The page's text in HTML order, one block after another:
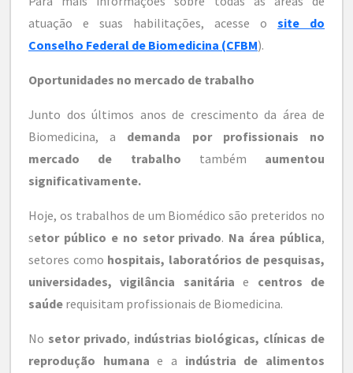
atuação e suas habilitações, acesse o site do
Conselho Federal de Biomedicina (CFBM).
Oportunidades no mercado de trabalho
Junto dos últimos anos de crescimento da área de
Biomedicina, a demanda por profissionais no
mercado de trabalho também aumentou
significativamente.
Hoje, os trabalhos de um Biomédico são preteridos no
setor público e no setor privado. Na área pública,
setores como hospitais, laboratórios de pesquisas,
universidades, vigilância sanitária e centros de
saúde requisitam profissionais de Biomedicina.
No setor privado, indústrias biológicas, clínicas de
reprodução humana e a indústria de alimentos